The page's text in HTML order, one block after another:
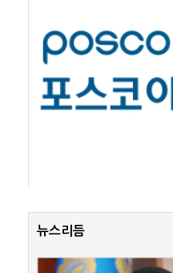
뉴스리듬